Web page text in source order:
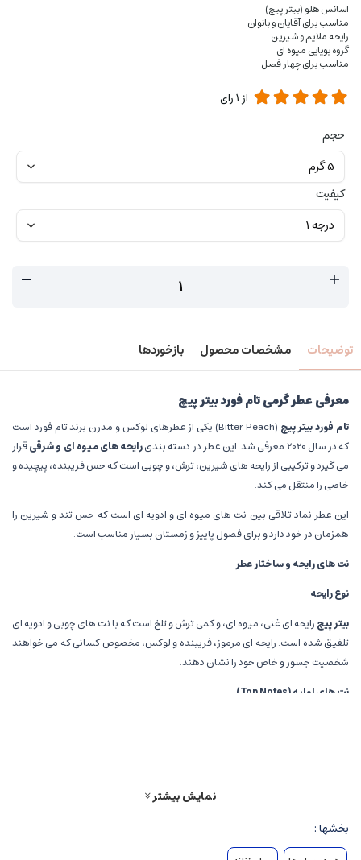
اسانس هلو (بیتر پیچ)
مناسب برای آقایان و بانوان
رایحه ملایم و شیرین
گروه بویایی میوه ای
مناسب برای چهار فصل
از 1رای
حجم
کیفیت
توضیحات مشخصات محصول بازخوردها
معرفی عطر گرمی تام فورد بیتر پیچ
تام فورد بیتر پیچ
(Bitter Peach) یکی از عطرهای لوکس و مدرن برند تام فورد است
که در سال 2020 معرفی شد. این عطر در دسته بندی
رایحه های میوه ای و شرقیقرار
می گیرد و ترکیبی از رایحه های شیرین، ترش، و چوبی است که حس فریبنده، پیچیده و
خاصی را منتقل می کند.
این عطر نماد تلاقی بین نت های میوه ای و ادویه ای است که حس تند و شیرین را
همزمان در خود دارد و برای فصول پاییز و زمستان بسیار مناسب است.
نت های رایحه و ساختار عطر
نوع رایحه
بیتر پیچرایحه ای غنی، میوه ای، و کمی ترش و تلخ است که با نت های چوبی و ادویه ای
تلفیق شده است. رایحه ای مرموز، فریبنده و لوکس، مخصوص کسانی که می خواهند
شخصیت جسور و خاص خود را نشان دهند.
نت های اولیه(Top Notes)
ادویه ها
می کنند و از نت های شروع عطر است.
نمایش بیشتر
بخشها :